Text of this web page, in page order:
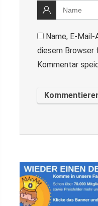
Name, E-
diesem Browser
Kommentar